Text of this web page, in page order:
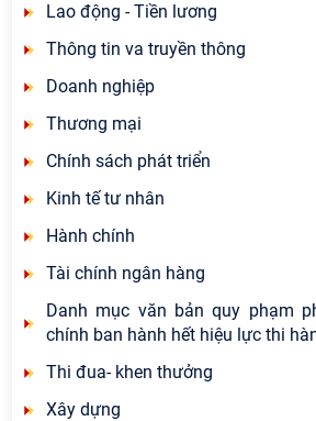
Lao động - Tiền lương
Thông tin va truyền thông
Doanh nghiệp
Thương mại
Chính sách phát triển
Kinh tế tư nhân
Hành chính
Tài chính ngân hàng
Danh mục văn bản quy phạm
chính ban hành hết hiệu lực thi
Thi đua- khen thưởng
Xây dựng